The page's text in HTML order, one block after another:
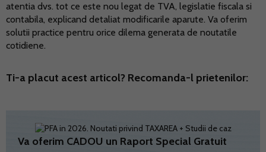
atentia dvs. tot ce este nou legat de TVA, legislatie fiscala si
contabila, explicand detaliat modificarile aparute. Va oferim
solutii practice pentru orice dilema generata de noutatile
cotidiene.
Ti-a placut acest articol? Recomanda-l prietenilor:
Va oferim CADOU un Raport Special Gratuit